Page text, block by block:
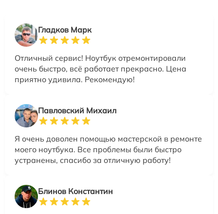
Гладков Марк
Отличный сервис! Ноутбук отремонтировали
очень быстро, всё работает прекрасно. Цена
приятно удивила. Рекомендую!
Павловский Михаил
Я очень доволен помощью мастерской в ремонте
моего ноутбука. Все проблемы были быстро
устранены, спасибо за отличную работу!
Блинов Константин